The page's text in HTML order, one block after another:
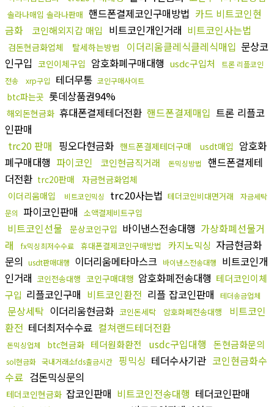
솔라나매입 솔라나판매 핸드폰결제코인구매방법 카드 비트코인현
금화
코인해외지갑 매입 비트코인개인거래 비트코인사는법
검돈현금화업체 탈세하는방법 이더리움클레식클레식매입 문상코
인구입 코인이체구입 암호화폐구매대행 usdc구입처
트론 리플코인
전송
xrp구입 테더무통 코인구매사이트
btc파는곳 롯데상품권94%
해외돈현금화 휴대폰결제테더전환 핸드폰결제매입 트론 리플코
인판매
trc20 판매 핑오다현금화 핸드폰결제테더구매 usdt매입 암호화
폐구매대행 파이코인 코인현금직거래 돈믹싱방법
핸드폰결제테
더전환 trc20판매
자금현금화업체
이더리움매입
비트코인믹싱 trc20사는법 테더코인비대면거래
자금세탁
문의
파이코인판매 소액결제비트구입
비트코인선물 문상코인구입 바이낸스전송대행 가상화폐선물거
래
fx믹싱최저수수료 휴대폰결제코인구매방법 카지노믹싱 자금현금화
문의 usdt판매대행 이더리움메타마스크 바이낸스전송대행
비트코인개
인거래 코인전송대행 코인구매대행 암호화폐전송대행 테더코인이체
구입 리플코인구매 비트코인환전 리플 잡코인판매 테더송금업체
문상세탁 이더리움현금화 코인돈세탁 암호화폐전송대행
비트코인
환전 테더최저수수료 컬쳐랜드테더전환
돈믹싱업체 btc현금화 테더원화환전 usdc구입대행 돈현금화문의
sol현금화 국내거래소fds출금시간 핑믹싱 테더수사기관 코인현금화수
수료 검돈믹싱문의
테더코인현금화 잡코인판매 비트코인전송대행 테더코인판매